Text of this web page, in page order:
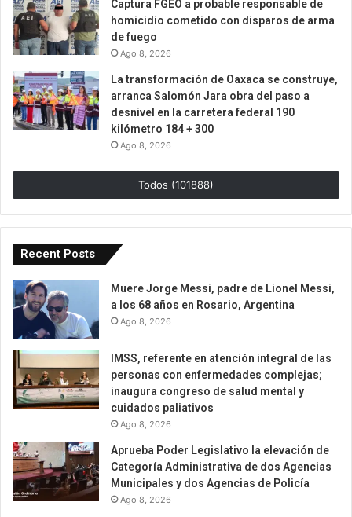
Captura FGEO a probable responsable de
homicidio cometido con disparos de arma
de fuego
Ago 8, 2026
La transformación de Oaxaca se construye,
arranca Salomón Jara obra del paso a
desnivel en la carretera federal 190
kilómetro 184 + 300
Ago 8, 2026
Todos (101888)
Recent Posts
Muere Jorge Messi, padre de Lionel Messi,
a los 68 años en Rosario, Argentina
Ago 8, 2026
IMSS, referente en atención integral de las
personas con enfermedades complejas;
inaugura congreso de salud mental y
cuidados paliativos
Ago 8, 2026
Aprueba Poder Legislativo la elevación de
Categoría Administrativa de dos Agencias
Municipales y dos Agencias de Policía
Ago 8, 2026